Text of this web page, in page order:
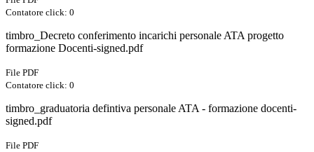
Contatore click: 0
timbro_Decreto conferimento incarichi personale ATA progetto
formazione Docenti-signed.pdf
File PDF
Contatore click: 0
timbro_graduatoria defintiva personale ATA - formazione docenti-
signed.pdf
File PDF